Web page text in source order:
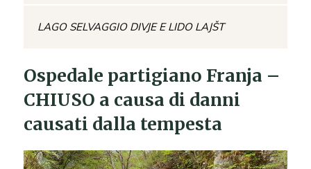
LAGO SELVAGGIO DIVJE E LIDO LAJŠT
Ospedale partigiano Franja –
CHIUSO a causa di danni
causati dalla tempesta